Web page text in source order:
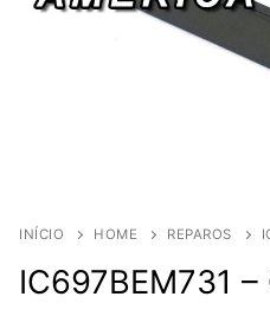
INÍCIO HOME REPAROS
IC697BEM731 –